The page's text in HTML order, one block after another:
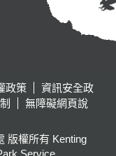
政策
資訊安全政
無障礙網頁說
版權所有 Kenting
Service,